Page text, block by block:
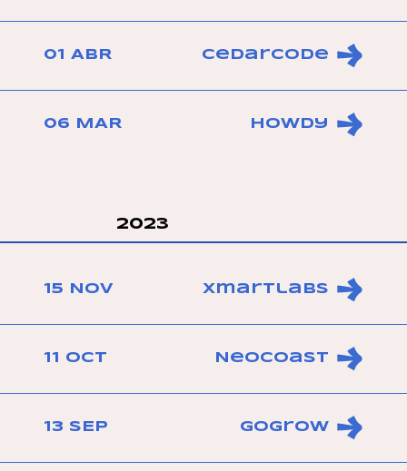
01 ABR Cedarcode
06 MAR Howdy
2023
15 NOV Xmartlabs
11 OCT Neocoast
13 SEP GoGrow